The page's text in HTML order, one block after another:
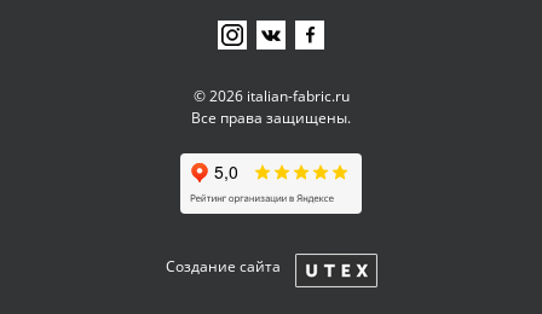
© 2026 italian-fabric.ru
Все права защищены.
Создание сайта